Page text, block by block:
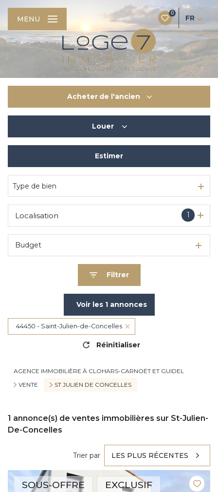
0
FR
MENU
Acheter de l'ancien
Du neuf
Louer
De l'immo pro
Estimer
Type de bien
1
Localisation
Budget
Filtrer
Voir les 1annonces
44450 - Saint-Julien-de-Concelles
Réinitialiser
AGENCE IMMOBILIÈRE À CLOHARS-CARNOËT ET GUIDEL
VENTE
ST JULIEN DE CONCELLES
1 annonce(s) de ventes immobilières sur St-Julien-
De-Concelles
Trier par LES PLUS RÉCENTES
SOUS-OFFRE EXCLUSIF